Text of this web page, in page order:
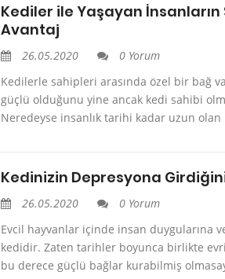
Kediler ile Yaşayan İnsanların
Avantaj
26.05.2020
0 Yorum
Kedilerle sahipleri arasında özel bir bağ
güçlü olduğunu yine ancak kedi sahibi
Neredeyse insanlık tarihi kadar uzun
Kedinizin Depresyona
26.05.2020
0 Yorum
Evcil hayvanlar içinde insan duygularına
kedidir. Zaten tarihler boyunca birlikte
bu derece güçlü bağlar kurabilmiş